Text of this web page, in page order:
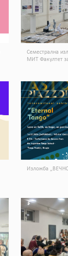
Семестрална
МИТ Факултет
Изложба